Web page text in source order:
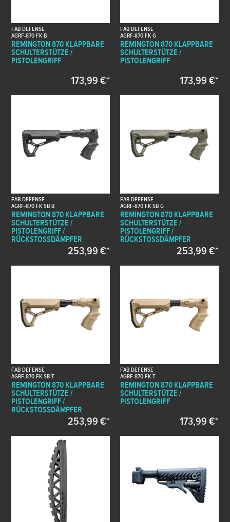
FAB DEFENSE
AGRF-870 FK B
REMINGTON 870 KLAPPBARE
SCHULTERSTÜTZE /
PISTOLENGRIFF
173,99 €*
FAB DEFENSE
AGRF-870 FK G
REMINGTON 870 KLAPPBARE
SCHULTERSTÜTZE /
PISTOLENGRIFF
173,99 €*
FAB DEFENSE
AGRF-870 FK SB B
REMINGTON 870 KLAPPBARE
SCHULTERSTÜTZE /
PISTOLENGRIFF /
RÜCKSTOSSDÄMPFER
253,99 €*
FAB DEFENSE
AGRF-870 FK SB G
REMINGTON 870 KLAPPBARE
SCHULTERSTÜTZE /
PISTOLENGRIFF /
RÜCKSTOSSDÄMPFER
253,99 €*
FAB DEFENSE
AGRF-870 FK SB T
REMINGTON 870 KLAPPBARE
SCHULTERSTÜTZE /
PISTOLENGRIFF /
RÜCKSTOSSDÄMPFER
253,99 €*
FAB DEFENSE
AGRF-870 FK T
REMINGTON 870 KLAPPBARE
SCHULTERSTÜTZE /
PISTOLENGRIFF
173,99 €*